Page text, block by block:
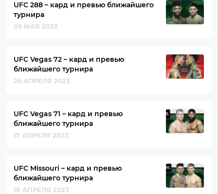
UFC 288 – кард и превью ближайшего
турнира
05 МАЯ 2023
UFC Vegas 72 – кард и превью
ближайшего турнира
26 АПРЕЛЯ 2023
UFC Vegas 71 – кард и превью
ближайшего турнира
17 АПРЕЛЯ 2023
UFC Missouri – кард и превью
ближайшего турнира
10 АПРЕЛЯ 2023